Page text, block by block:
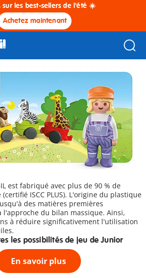
sur les best-sellers de l'été ☀️
Achetez maintenant
est fabriqué avec plus de 90 % de
ISCC PLUS). L'origine du plastique
des matières premières
l'approche du bilan massique. Ainsi,
à réduire significativement l'utilisation
les possibilités de jeu de Junior
En savoir plus